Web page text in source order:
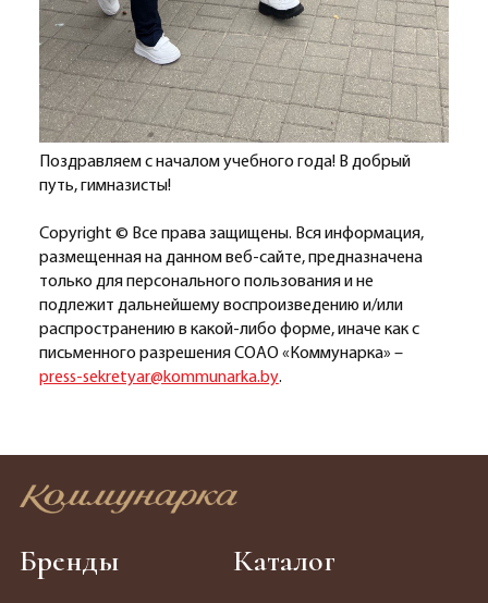
Поздравляем с началом учебного года! В добрый
путь, гимназисты!
Copyright © Все права защищены. Вся информация,
размещенная на данном веб-сайте, предназначена
только для персонального пользования и не
подлежит дальнейшему воспроизведению и/или
распространению в какой-либо форме, иначе как с
письменного разрешения СОАО «Коммунарка» –
press-sekretyar@kommunarka.by.
Бренды Каталог